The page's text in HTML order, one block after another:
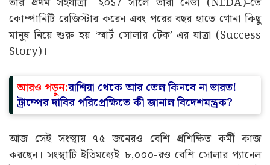
কোম্পানিটি রেজিস্টার করেন এবং পরের বছর হাতে গোনা কিছু
মানুষ নিয়ে শুরু হয় ‘স্মার্ট সোলার টেক’-এর যাত্রা (Success
Story)।
আরও পড়ুন:রাশিয়া থেকে আর তেল কিনবে না ভারত!
ট্রাম্পের দাবির পরিপ্রেক্ষিতে কী জানাল বিদেশমন্ত্রক?
আজ সেই সংস্থায় ৭৫ জনেরও বেশি প্রশিক্ষিত কর্মী কাজ
করছেন। সংস্থাটি ইতিমধ্যেই ৮,০০০-রও বেশি সোলার প্যানেল